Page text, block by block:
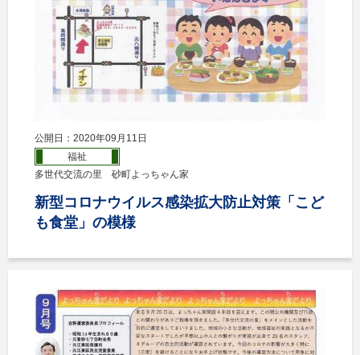
公開日：2020年09月11日
福祉
多世代交流の里 砂町よっちゃん家
新型コロナウイルス感染拡大防止対策「こど
も食堂」の模様